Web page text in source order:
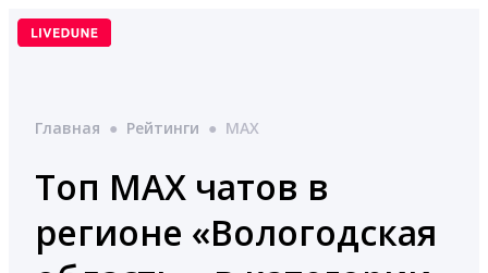
Перейти
Главная ● Рейтинги ● MAX
Топ MAX чатов в
регионе «Вологодская